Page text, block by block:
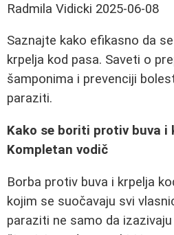
Radmila Vidicki 2025-06-08
Saznajte kako efikasno da
krpelja kod pasa. Saveti o
šamponima i prevenciji
paraziti.
Kako se boriti protiv buva i
Kompletan vodič
Borba protiv buva i krpelja
kojim se suočavaju svi
paraziti ne samo da